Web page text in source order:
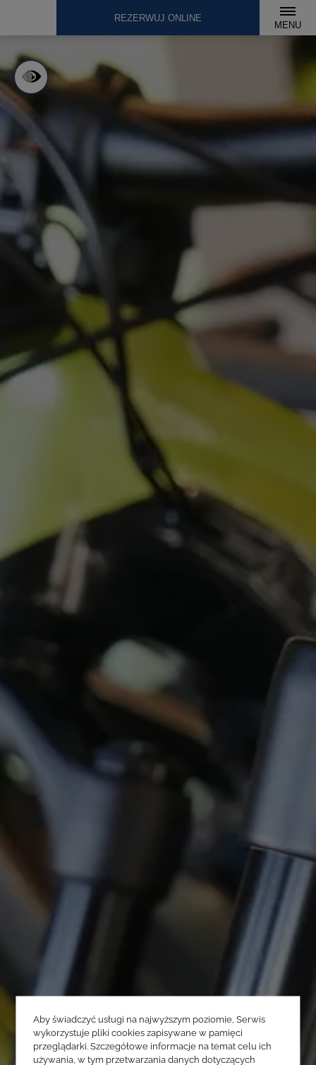
REZERWUJ ONLINE
MENU
Aby świadczyć usługi na najwyższym poziomie, Serwis
wykorzystuje pliki cookies zapisywane w pamięci
przeglądarki. Szczegółowe informacje na temat celu ich
używania, w tym przetwarzania danych dotyczących